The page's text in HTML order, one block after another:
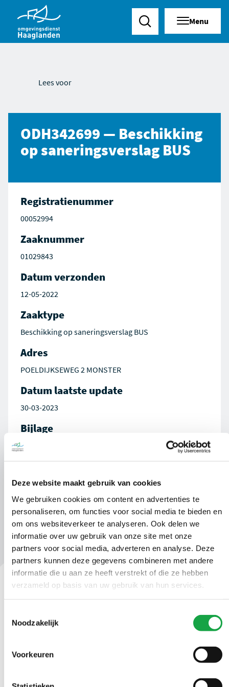
Deze website maakt gebruik van cookies
We gebruiken cookies om content en advertenties te
personaliseren, om functies voor social media te bieden en
om ons websiteverkeer te analyseren. Ook delen we
informatie over uw gebruik van onze site met onze
partners voor social media, adverteren en analyse. Deze
partners kunnen deze gegevens combineren met andere
informatie die u aan ze heeft verstrekt of die ze hebben
verzameld op basis van uw gebruik van hun services.
Noodzakelijk
Voorkeuren
Zoeken Menu
Lees voor
ODH342699 — Beschikking
op saneringsverslag BUS
Registratienummer
00052994
Zaaknummer
01029843
Datum verzonden
12-05-2022
Zaaktype
Beschikking op saneringsverslag BUS
Adres
POELDIJKSEWEG 2 MONSTER
Datum laatste update
30-03-2023
Bijlage
ODH342699.docx_AVG.pdf
Ma t/m vr 09.00 tot 17:00 uur